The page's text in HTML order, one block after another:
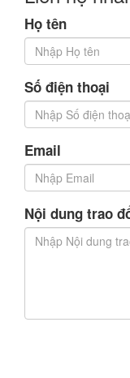
Họ tên
Số điện thoại
Email
Nội dung trao